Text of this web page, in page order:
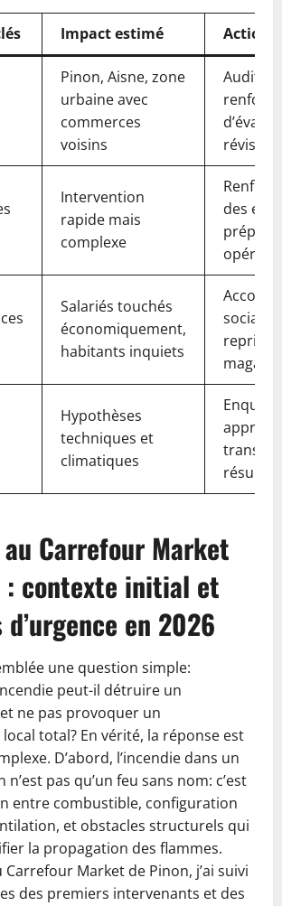
Impact estimé Actions
Pinon, Aisne, zone
urbaine avec
commerces
voisins
Audits
révisés
Intervention
rapide mais
complexe
des
Salariés touchés
économiquement,
habitants inquiets
social,
reprise
magasin
Hypothèses
techniques et
climatiques
Carrefour Market
: contexte initial et
en 2026
une question simple:
peut-il détruire un
ne pas provoquer un
total? En vérité, la réponse est
D’abord, l’incendie dans un
pas qu’un feu sans nom: c’est
entre combustible, configuration
et obstacles structurels qui
la propagation des flammes.
Carrefour Market de Pinon, j’ai suivi
des premiers intervenants et des